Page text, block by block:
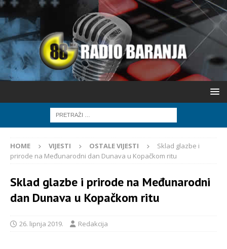
HOME VIJESTI OSTALE VIJESTI
Sklad glazbe i
prirode na Međunarodni dan Dunava u Kopačkom ritu
Sklad glazbe i prirode na Međunarodni
dan Dunava u Kopačkom ritu
26. lipnja 2019. Redakcija